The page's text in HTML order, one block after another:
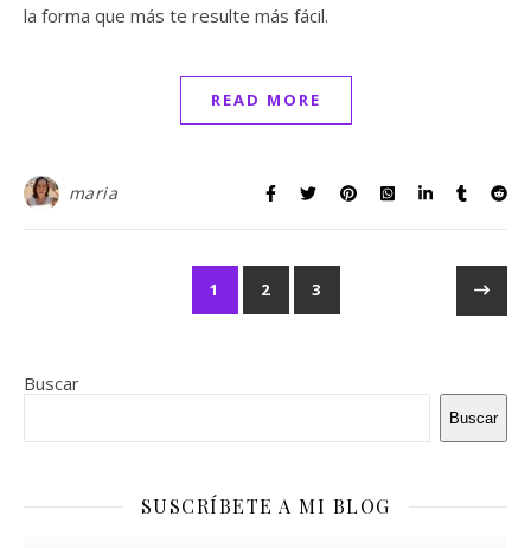
la forma que más te resulte más fácil.
READ MORE
maria
1 2 3
Buscar
Buscar
SUSCRÍBETE A MI BLOG